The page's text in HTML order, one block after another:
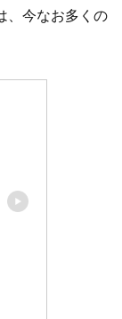
、今なお多くの